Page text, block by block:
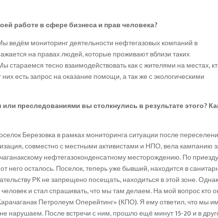
работе в сфере бизнеса и прав человека?
ведём мониторинг деятельности нефтегазовых компаний в
на правах людей, которые проживают вблизи таких
тесно взаимодействовать как с жителями на местах,
есть запрос на оказание помощи, а так же с экологическими
преследованиями вы столкнулись в результате этого?
Березовка в рамках мониторинга ситуации после
совместно с местными активистами и НПО, вела кампанию
нефтегазоконденсатному месторождению. По
него осталось. Поселок, теперь уже бывший, находится в
РК не запрещено посещать, находиться в этой зоне.
и стал спрашивать, что мы там делаем. На мой вопрос кто
Петролеум Оперейтинг» (КПО). Я ему ответил, что мы
нарушаем. После встречи с ним, прошло ещё минут 15-20 и в